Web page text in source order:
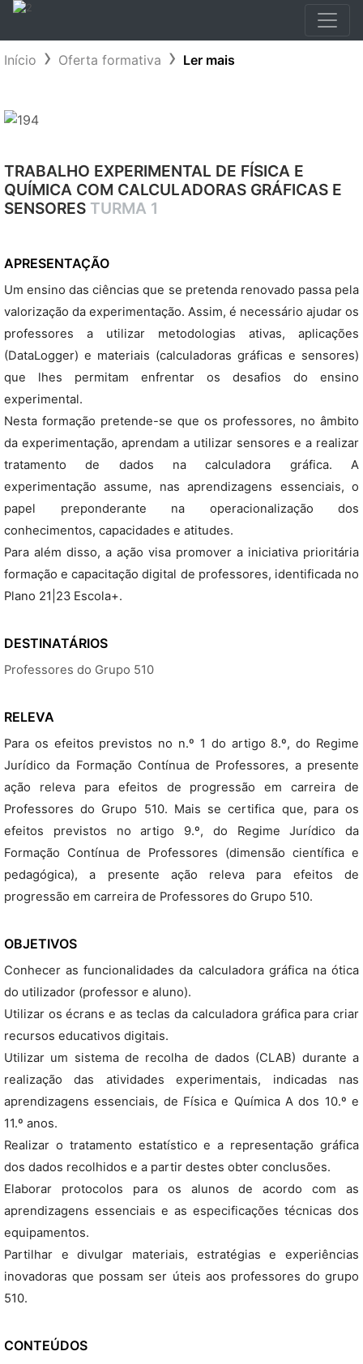
Início Oferta formativa Ler mais
TRABALHO EXPERIMENTAL DE FÍSICA E
QUÍMICA COM CALCULADORAS GRÁFICAS E
SENSORES TURMA 1
APRESENTAÇÃO
Um ensino das ciências que se pretenda renovado passa pela
valorização da experimentação. Assim, é necessário ajudar os
professores a utilizar metodologias ativas, aplicações
(DataLogger) e materiais (calculadoras gráficas e sensores)
que lhes permitam enfrentar os desafios do ensino
experimental.
Nesta formação pretende-se que os professores, no âmbito
da experimentação, aprendam a utilizar sensores e a realizar
tratamento de dados na calculadora gráfica. A
experimentação assume, nas aprendizagens essenciais, o
papel preponderante na operacionalização dos
conhecimentos, capacidades e atitudes.
Para além disso, a ação visa promover a iniciativa prioritária
formação e capacitação digital de professores, identificada no
Plano 21|23 Escola+.
DESTINATÁRIOS
Professores do Grupo 510
RELEVA
Para os efeitos previstos no n.º 1 do artigo 8.º, do Regime
Jurídico da Formação Contínua de Professores, a presente
ação releva para efeitos de progressão em carreira de
Professores do Grupo 510. Mais se certifica que, para os
efeitos previstos no artigo 9.º, do Regime Jurídico da
Formação Contínua de Professores (dimensão científica e
pedagógica), a presente ação releva para efeitos de
progressão em carreira de Professores do Grupo 510.
OBJETIVOS
Conhecer as funcionalidades da calculadora gráfica na ótica
do utilizador (professor e aluno).
Utilizar os écrans e as teclas da calculadora gráfica para criar
recursos educativos digitais.
Utilizar um sistema de recolha de dados (CLAB) durante a
realização das atividades experimentais, indicadas nas
aprendizagens essenciais, de Física e Química A dos 10.º e
11.º anos.
Realizar o tratamento estatístico e a representação gráfica
dos dados recolhidos e a partir destes obter conclusões.
Elaborar protocolos para os alunos de acordo com as
aprendizagens essenciais e as especificações técnicas dos
equipamentos.
Partilhar e divulgar materiais, estratégias e experiências
inovadoras que possam ser úteis aos professores do grupo
510.
CONTEÚDOS